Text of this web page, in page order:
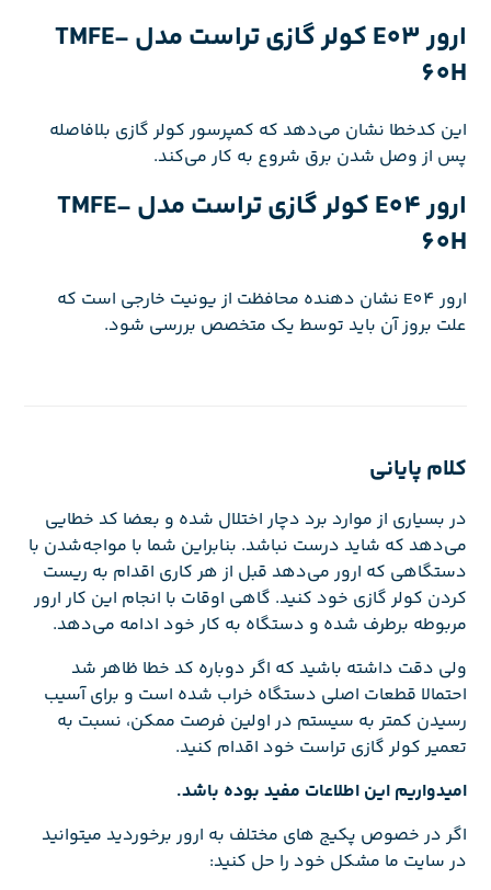
ارور E03 کولر گازی تراست مدل TMFE-
60H
این کدخطا نشان می‌دهد که کمپرسور کولر گازی بلافاصله
پس از وصل شدن برق شروع به کار می‌کند.
ارور E04 کولر گازی تراست مدل TMFE-
60H
ارور E04 نشان دهنده محافظت از یونیت خارجی است که
علت بروز آن باید توسط یک متخصص بررسی شود.
کلام پایانی
در بسیاری از موارد برد دچار اختلال شده و بعضا کد خطایی
می‌دهد که شاید درست نباشد. بنابراین شما با مواجه‌شدن با
دستگاهی که ارور می‌دهد قبل از هر کاری اقدام به ریست
کردن کولر گازی خود کنید. گاهی اوقات با انجام این کار ارور
مربوطه برطرف شده و دستگاه به کار خود ادامه می‌دهد.
ولی دقت داشته باشید که اگر دوباره کد خطا ظاهر شد
احتمالا قطعات اصلی دستگاه خراب شده است و برای آسیب
رسیدن کمتر به سیستم در اولین فرصت ممکن، نسبت به
تعمیر کولر گازی تراست خود اقدام کنید.
امیدواریم این اطلاعات مفید بوده باشد.
اگر در خصوص پکیج های مختلف به ارور برخوردید میتوانید
در سایت ما مشکل خود را حل کنید: